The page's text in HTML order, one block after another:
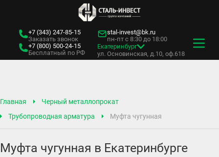
+7 (343) 247-85-15
Заказать звонок
+7 (800) 500-24-15
Бесплатный по РФ
stal-invest@bk.ru
пн-пт с 8:30 до 18:00
Екатеринбург
ул. Основинская, д.10, оф.618
Главная
Черный металлопрокат
Трубопроводная арматура
Муфта чугунная
Муфта чугунная в Екатеринбурге